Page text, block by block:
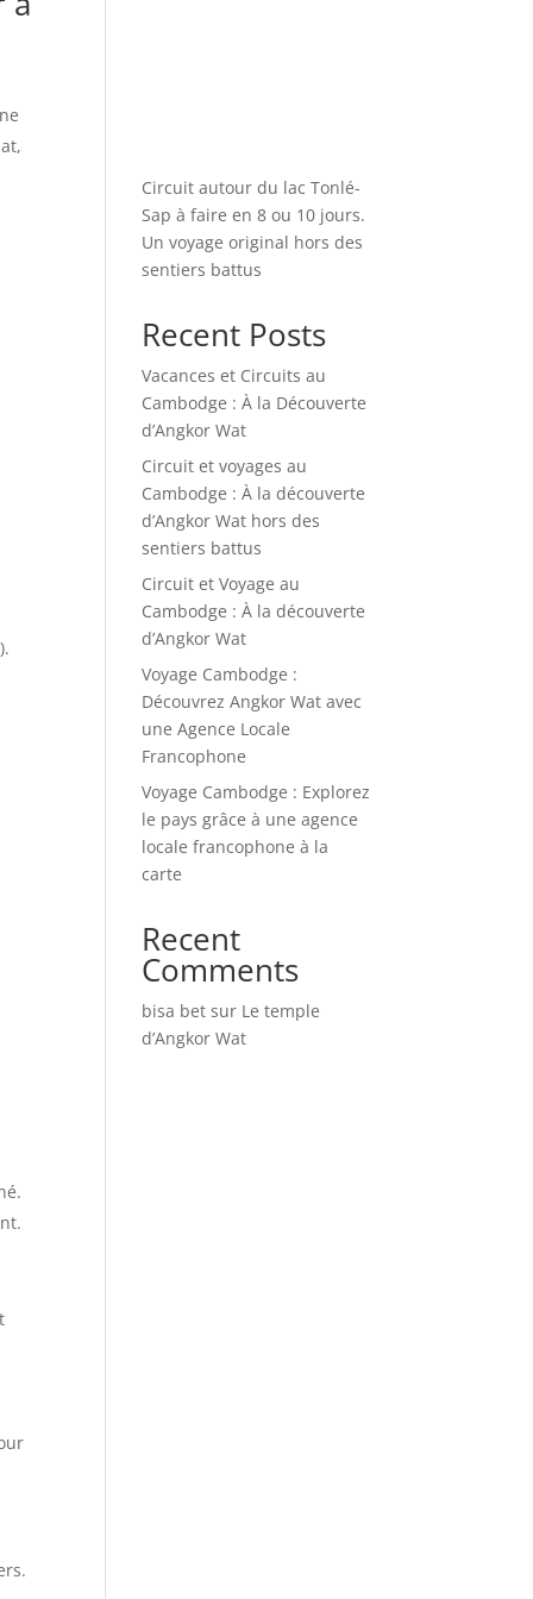
Circuit autour du lac Tonlé-
Sap à faire en 8 ou 10 jours.
Un voyage original hors des
sentiers battus
Recent Posts
Vacances et Circuits au
Cambodge : À la Découverte
d’Angkor Wat
Circuit et voyages au
Cambodge : À la découverte
d’Angkor Wat hors des
sentiers battus
Circuit et Voyage au
Cambodge : À la découverte
d’Angkor Wat
Voyage Cambodge :
Découvrez Angkor Wat avec
une Agence Locale
Francophone
Voyage Cambodge : Explorez
le pays grâce à une agence
locale francophone à la
carte
Recent
Comments
bisa bet sur Le temple
d’Angkor Wat